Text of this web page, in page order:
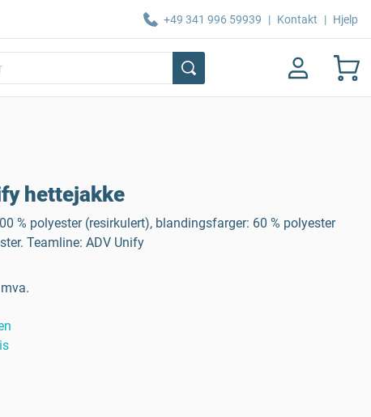
+49 341 996 59939 | Kontakt | Hjelp
hettejakke
% polyester (resirkulert), blandingsfarger: 60 % polyester
Teamline: ADV Unify